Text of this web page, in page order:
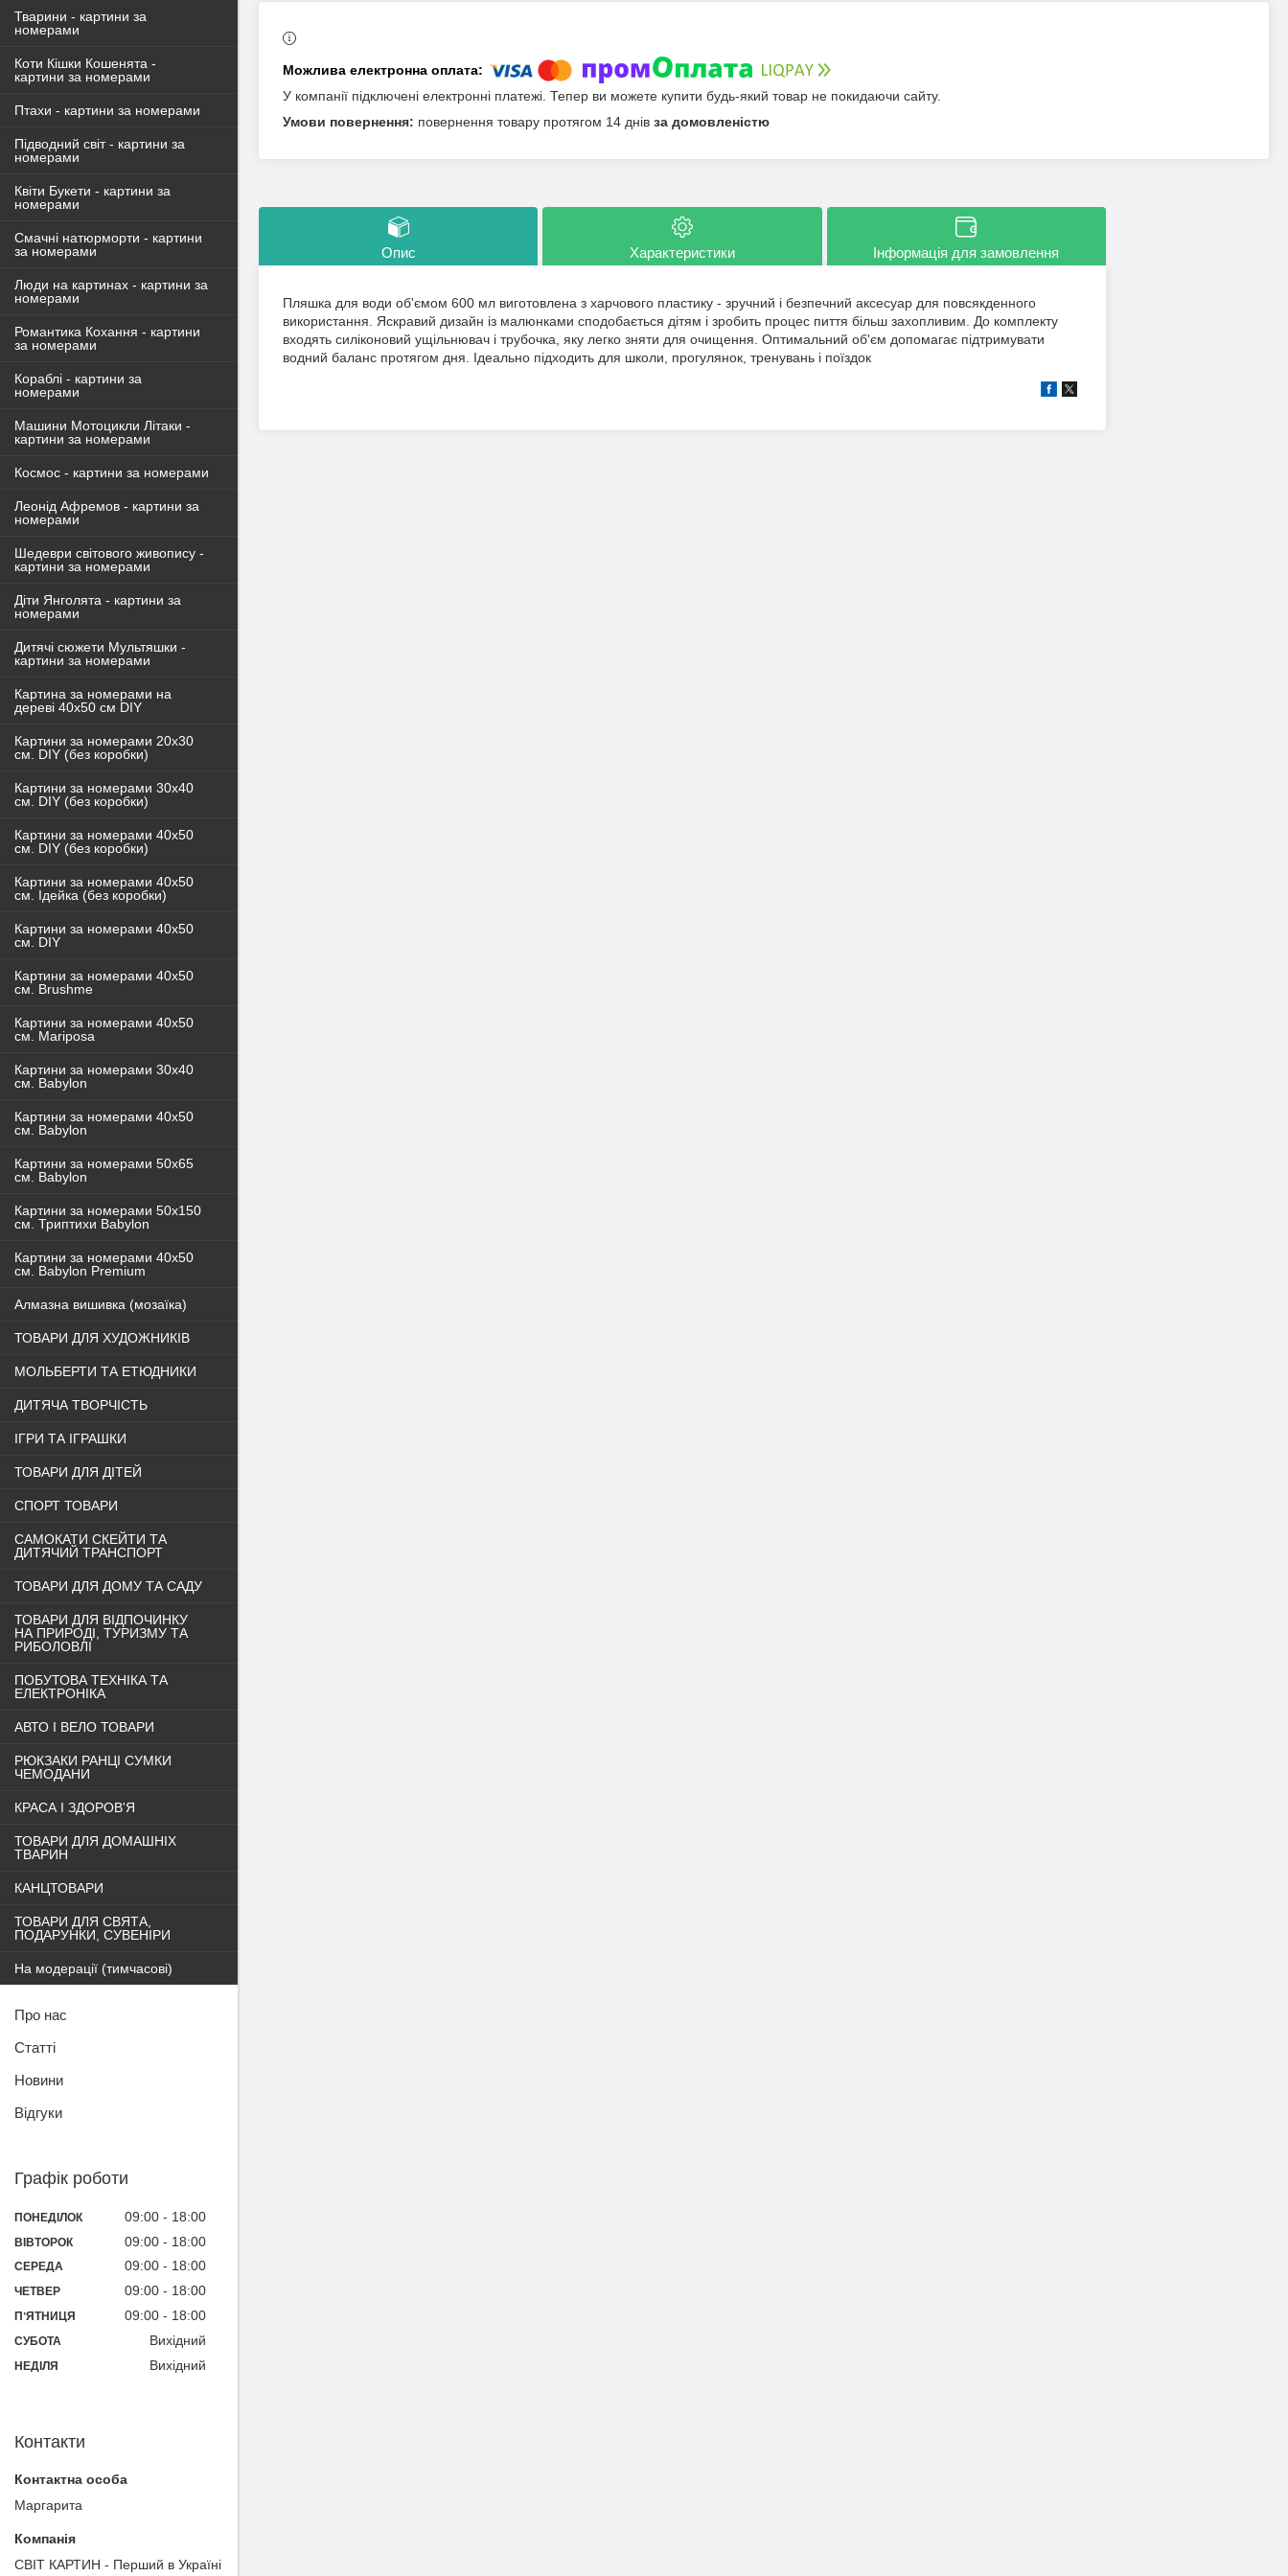
У компанії підключені електронні платежі. Тепер ви можете купити будь-який товар не покидаючи сайту.
повернення товару протягом 14 днів за домовленістю
Опис Характеристики Інформація для замовлення
Пляшка для води об'ємом 600 мл виготовлена з харчового пластику - зручний і безпечний аксесуар для повсякденного
використання. Яскравий дизайн із малюнками сподобається дітям і зробить процес пиття більш захопливим. До комплекту
входять силіконовий ущільнювач і трубочка, яку легко зняти для очищення. Оптимальний об'єм допомагає підтримувати
водний баланс протягом дня. Ідеально підходить для школи, прогулянок, тренувань і поїздок
Тварини - картини за
номерами
Коти Кішки Кошенята -
картини за номерами
Птахи - картини за номерами
Підводний світ - картини за
номерами
Квіти Букети - картини за
номерами
Смачні натюрморти - картини
за номерами
Люди на картинах - картини за
номерами
Романтика Кохання - картини
за номерами
Кораблі - картини за
номерами
Машини Мотоцикли Літаки -
картини за номерами
Космос - картини за номерами
Леонід Афремов - картини за
номерами
Шедеври світового живопису -
картини за номерами
Діти Янголята - картини за
номерами
Дитячі сюжети Мультяшки -
картини за номерами
Картина за номерами на
дереві 40х50 см DIY
Картини за номерами 20х30
см. DIY (без коробки)
Картини за номерами 30х40
см. DIY (без коробки)
Картини за номерами 40х50
см. DIY (без коробки)
Картини за номерами 40x50
см. Ідейка (без коробки)
Картини за номерами 40х50
см. DIY
Картини за номерами 40х50
см. Brushme
Картини за номерами 40х50
см. Mariposa
Картини за номерами 30х40
см. Babylon
Картини за номерами 40х50
см. Babylon
Картини за номерами 50х65
см. Babylon
Картини за номерами 50х150
см. Триптихи Babylon
Картини за номерами 40х50
см. Babylon Premium
Алмазна вишивка (мозаїка)
ТОВАРИ ДЛЯ ХУДОЖНИКІВ
МОЛЬБЕРТИ ТА ЕТЮДНИКИ
ДИТЯЧА ТВОРЧІСТЬ
ІГРИ ТА ІГРАШКИ
ТОВАРИ ДЛЯ ДІТЕЙ
СПОРТ ТОВАРИ
САМОКАТИ СКЕЙТИ ТА
ДИТЯЧИЙ ТРАНСПОРТ
ТОВАРИ ДЛЯ ДОМУ ТА САДУ
ТОВАРИ ДЛЯ ВІДПОЧИНКУ
НА ПРИРОДІ, ТУРИЗМУ ТА
РИБОЛОВЛІ
ПОБУТОВА ТЕХНІКА ТА
ЕЛЕКТРОНІКА
АВТО І ВЕЛО ТОВАРИ
РЮКЗАКИ РАНЦІ СУМКИ
ЧЕМОДАНИ
КРАСА І ЗДОРОВ'Я
ТОВАРИ ДЛЯ ДОМАШНІХ
ТВАРИН
КАНЦТОВАРИ
ТОВАРИ ДЛЯ СВЯТА,
ПОДАРУНКИ, СУВЕНІРИ
На модерації (тимчасові)
Про нас
Статті
Новини
Відгуки
Графік роботи
ПОНЕДІЛОК 09:00 18:00
ВІВТОРОК 09:00 18:00
СЕРЕДА 09:00 18:00
ЧЕТВЕР 09:00 18:00
ПʼЯТНИЦЯ 09:00 18:00
СУБОТА Вихідний
НЕДІЛЯ Вихідний
Контакти
Маргарита
СВІТ КАРТИН - Перший в Україні